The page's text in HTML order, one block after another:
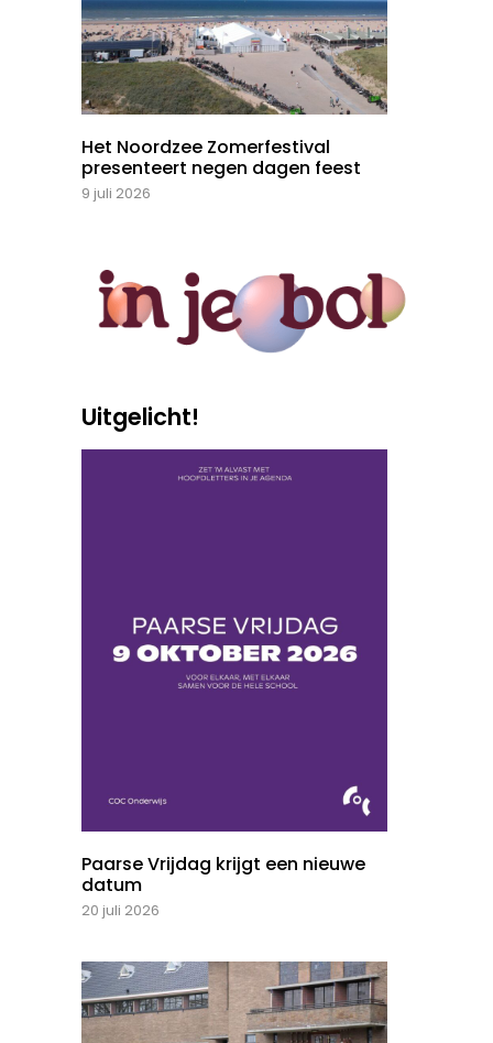
Het Noordzee Zomerfestival
presenteert negen dagen feest
9 juli 2026
Uitgelicht!
Paarse Vrijdag krijgt een nieuwe
datum
20 juli 2026